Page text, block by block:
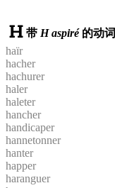
带 H aspiré的动词
haïr
hacher
hachurer
haler
haleter
hancher
handicaper
hannetonner
hanter
happer
haranguer